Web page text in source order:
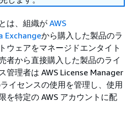
は、組織が AWS
Exchangeから購入した製品のラ
ウェアをマネージドエンタイト
者から直接購入した製品のライ
管理者は AWS License Manager
イセンスの使用を管理し、使用
を特定の AWS アカウントに配